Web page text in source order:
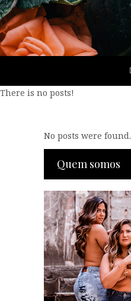
There is no posts!
No posts were found.
Quem somos